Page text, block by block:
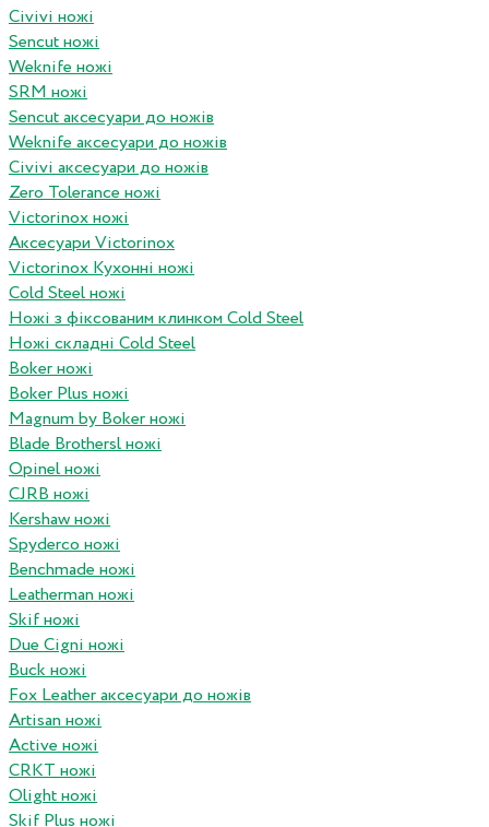
Civivi ножі
Sencut ножі
Weknife ножі
SRM ножі
Sencut аксесуари до ножів
Weknife аксесуари до ножів
Civivi аксесуари до ножів
Zero Tolerance ножі
Victorinox ножі
Аксесуари Victorinox
Victorinox Кухонні ножі
Cold Steel ножі
Ножі з фіксованим клинком Cold Steel
Ножі складні Cold Steel
Boker ножі
Boker Plus ножі
Magnum by Boker ножі
Blade Brothersl ножі
Opinel ножі
CJRB ножі
Kershaw ножі
Spyderco ножі
Benchmade ножі
Leatherman ножі
Skif ножі
Due Cigni ножі
Buck ножі
Fox Leather аксесуари до ножів
Artisan ножі
Active ножі
CRKT ножі
Olight ножі
Skif Plus ножі